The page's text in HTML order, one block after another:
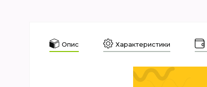
Опис Характеристики